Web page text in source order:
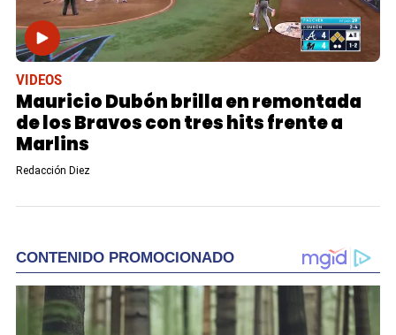
VIDEOS
Mauricio Dubón brilla en remontada
de los Bravos con tres hits frente a
Marlins
Redacción Diez